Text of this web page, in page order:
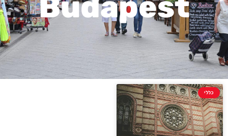
כללי